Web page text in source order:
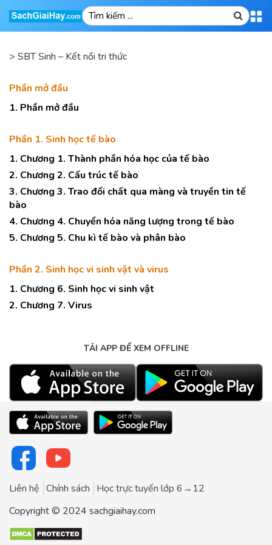
> SBT Sinh – Kết nối tri thức
Phần mở đầu
1. Phần mở đầu
Phần 1. Sinh học tế bào
1. Chương 1. Thành phần hóa học của tế bào
2. Chương 2. Cấu trúc tế bào
3. Chương 3. Trao đổi chất qua màng và truyền tin tế
bào
4. Chương 4. Chuyển hóa năng lượng trong tế bào
5. Chương 5. Chu kì tế bào và phân bào
Phần 2. Sinh học vi sinh vật và virus
1. Chương 6. Sinh học vi sinh vật
2. Chương 7. Virus
TẢI APP ĐỂ XEM OFFLINE
Liên hệ Chính sách Học trực tuyến lớp 6→12
Copyright © 2024 sachgiaihay.com